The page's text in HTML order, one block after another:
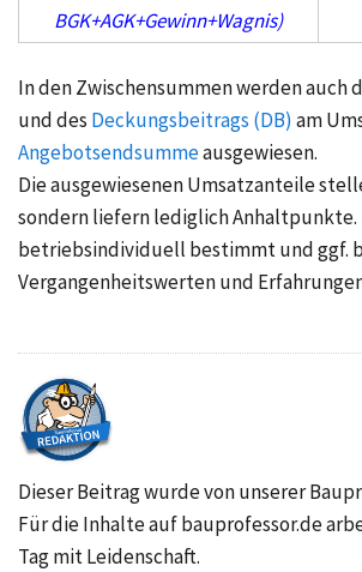
BGK+AGK+Gewinn+Wagnis)
In den Zwischensummen werden auch
und des Deckungsbeitrags (DB) am
Angebotsendsummeausgewiesen.
Die ausgewiesenen Umsatzanteile
sondern liefern lediglich Anhaltpunkte.
betriebsindividuell bestimmt und ggf.
Vergangenheitswerten und
Dieser Beitrag wurde von unserer
Für die Inhalte auf bauprofessor.de
Tag mit Leidenschaft.